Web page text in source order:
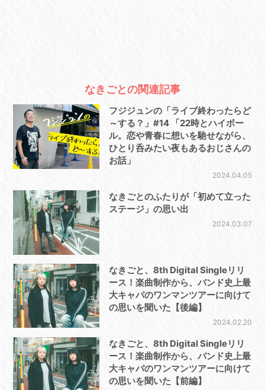
なきごとの関連記事
フジジュンの「ライブ終わったらど
～する？」#14 「22時とハイボー
ル。恋や青春に想いを馳せながら、
ひとり呑みたい夜もあるおじさんの
お話」
2024.04.05
なきごとのふたりが「初めて立った
ステージ」の思い出
2024.03.07
なきごと、8th Digital Singleリリ
ース！楽曲制作から、バンド史上最
大キャパのワンマンツアーに向けて
の思いを聞いた【後編】
2024.02.20
なきごと、8th Digital Singleリリ
ース！楽曲制作から、バンド史上最
大キャパのワンマンツアーに向けて
の思いを聞いた【前編】